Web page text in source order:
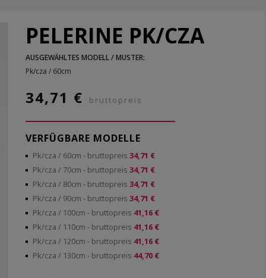
PELERINE PK/CZA
AUSGEWÄHLTES MODELL / MUSTER:
Pk/cza / 60cm
34,71 € bruttopreis
VERFÜGBARE MODELLE
Pk/cza / 60cm - bruttopreis 34,71 €
Pk/cza / 70cm - bruttopreis 34,71 €
Pk/cza / 80cm - bruttopreis 34,71 €
Pk/cza / 90cm - bruttopreis 34,71 €
Pk/cza / 100cm - bruttopreis 41,16 €
Pk/cza / 110cm - bruttopreis 41,16 €
Pk/cza / 120cm - bruttopreis 41,16 €
Pk/cza / 130cm - bruttopreis 44,70 €